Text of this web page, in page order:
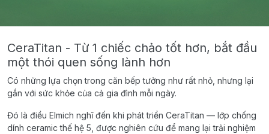
CeraTitan - Từ 1 chiếc chảo tốt hơn, bắt đầu
một thói quen sống lành hơn
Có những lựa chọn trong căn bếp tưởng như rất nhỏ, nhưng lại
gắn với sức khỏe của cả gia đình mỗi ngày.
Đó là điều Elmich nghĩ đến khi phát triển CeraTitan — lớp chống
dính ceramic thế hệ 5, được nghiên cứu để mang lại trải nghiệm